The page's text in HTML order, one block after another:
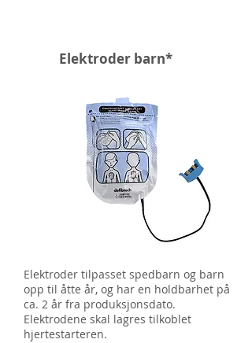
Elektroder barn*
Elektroder tilpasset spedbarn og barn
opp til åtte år, og har en holdbarhet på
ca. 2 år fra produksjonsdato.
Elektrodene skal lagres tilkoblet
hjertestarteren.